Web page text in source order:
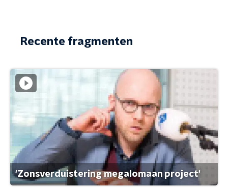
Recente fragmenten
'Zonsverduistering megalomaan project'